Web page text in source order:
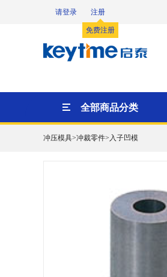
请登录 注册
免费注册
全部商品分类
冲压模具>冲裁零件>入子凹模